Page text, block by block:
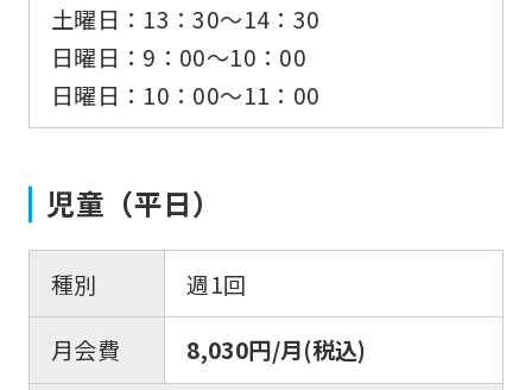
土曜日：13：30〜14：30
日曜日：9：00〜10：00
日曜日：10：00〜11：00
児童（平日）
種別
週1回
月会費
8,030円/月(税込)